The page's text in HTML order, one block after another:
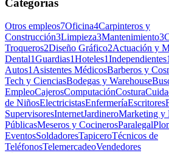
Categorías
Otros empleos7Oficina4Carpinteros y
Construcción3Limpieza3Mantenimiento3
Troqueros2Diseño Gráfico2Actuación y
Dental1Guardias1Hoteles1Independientes
Autos1Asistentes MédicosBarberos y
Tech y CienciasBodegas y Warehouse
EmpleoCajerosComputaciónCostura
de NiñosElectricistasEnfermeríaEscritores
SupervisoresInternetJardineroMarketing y
PúblicasMeseros y CocinerosParalegal
EventosSoldadoresTapiceroTécnicos de
TeléfonosTelemercadeoVendedores